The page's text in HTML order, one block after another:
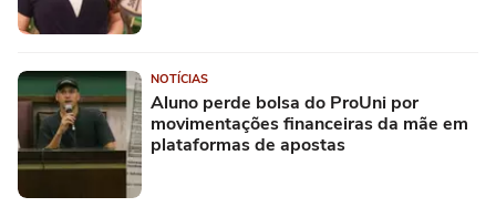
NOTÍCIAS
Aluno perde bolsa do ProUni por
movimentações financeiras da mãe em
plataformas de apostas